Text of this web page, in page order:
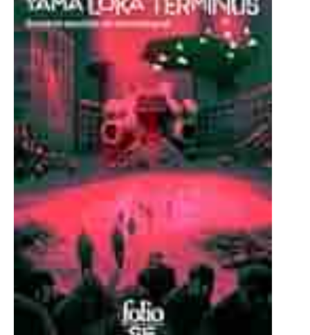
LIVRE FILM
SÉRIE TV
ÉVÉNEMENTS
CONVENTION
SPECTACLE
DÉBAT
EMISSION
AUTEURS&ÉDITEURS